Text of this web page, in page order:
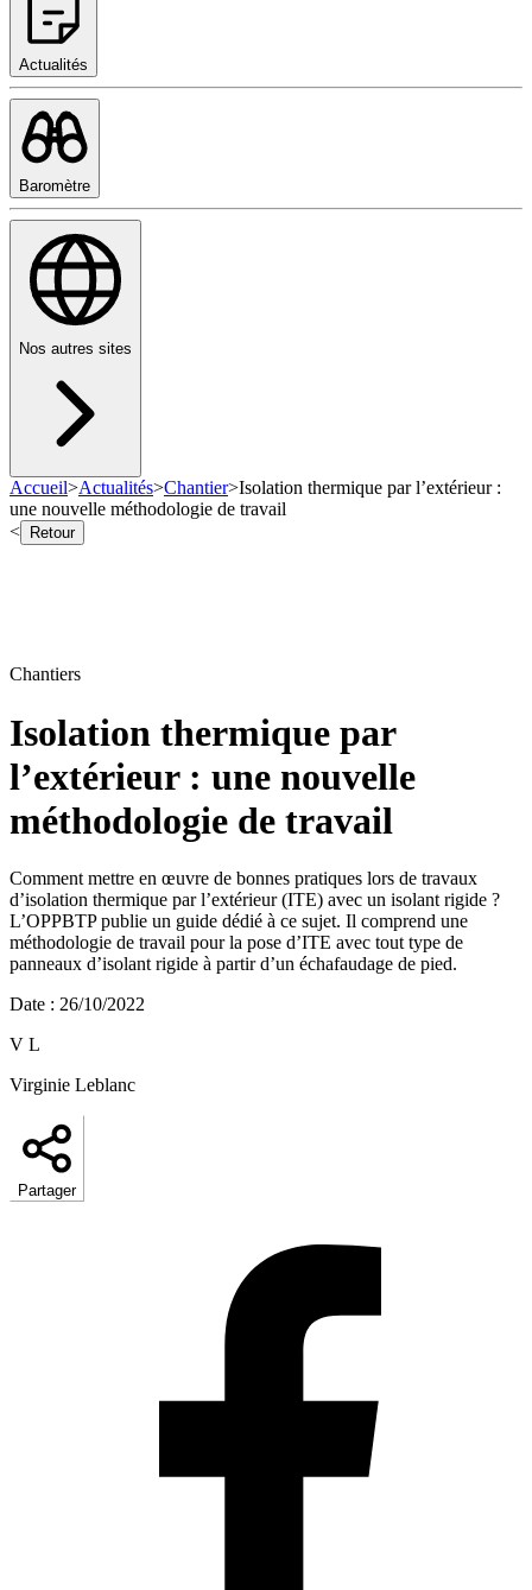
Actualités
Baromètre
Nos autres sites
Accueil>Actualités>Chantier>Isolation thermique par l’extérieur :
une nouvelle méthodologie de travail
<
Retour
Chantiers
Isolation thermique par
l’extérieur : une nouvelle
méthodologie de travail
Comment mettre en œuvre de bonnes pratiques lors de travaux
d’isolation thermique par l’extérieur (ITE) avec un isolant rigide ?
L’OPPBTP publie un guide dédié à ce sujet. Il comprend une
méthodologie de travail pour la pose d’ITE avec tout type de
panneaux d’isolant rigide à partir d’un échafaudage de pied.
Date : 26/10/2022
V L
Virginie Leblanc
Partager